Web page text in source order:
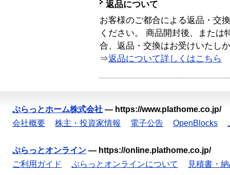
返品について
お客様のご都合による返品・交
ください。 商品開封後、または
合、返品・交換はお受けいたし
⇒返品について詳しくはこちら
ぷらっとホーム株式会社 — https://www.plathome.co.jp/
会社概要
株主・投資家情報 電子公告 OpenBlocks
ぷらっとオンライン — https://online.plathome.co.jp/
ご利用ガイド
ぷらっとオンラインについて
見積書・